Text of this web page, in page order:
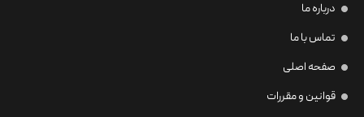
درباره ما
تماس با ما
صفحه اصلی
قوانین و مقررات